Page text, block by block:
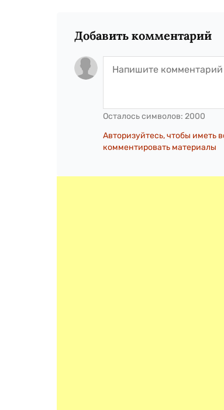
Добавить комментарий
Осталось символов: 2000
Авторизуйтесь, чтобы иметь
комментировать материалы